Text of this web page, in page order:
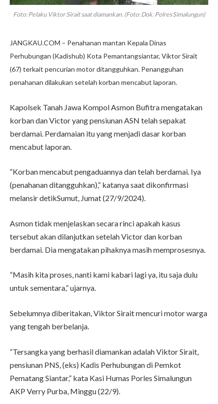
Foto: Pelaku Viktor Sirait saat diamankan. (Foto: Dok. Polres Simalungun)
JANGKAU.COM – Penahanan mantan Kepala Dinas
Perhubungan (Kadishub) Kota Pemantangsiantar, Viktor Sirait
(67) terkait pencurian motor ditangguhkan. Penangguhan
penahanan dilakukan setelah korban mencabut laporan.
Kapolsek Tanah Jawa Kompol Asmon Bufitra mengatakan
korban dan Victor yang pensiunan ASN telah sepakat
berdamai. Perdamaian itu yang menjadi dasar korban
mencabut laporan.
“Korban mencabut pengaduannya dan telah berdamai. Iya
(penahanan ditangguhkan),” katanya saat dikonfirmasi
melansir detikSumut, Jumat (27/9/2024).
Asmon tidak menjelaskan secara rinci apakah kasus
tersebut akan dilanjutkan setelah Victor dan korban
berdamai. Dia mengatakan pihaknya masih memprosesnya.
“Masih kita proses, nanti kami kabari lagi ya, itu saja dulu
untuk sementara,” ujarnya.
Sebelumnya diberitakan, Viktor Sirait mencuri motor warga
yang tengah berbelanja.
“Tersangka yang berhasil diamankan adalah Viktor Sirait,
pensiunan PNS, (eks) Kadis Perhubungan di Pemkot
Pematang Siantar,” kata Kasi Humas Porles Simalungun
AKP Verry Purba, Minggu (22/9).